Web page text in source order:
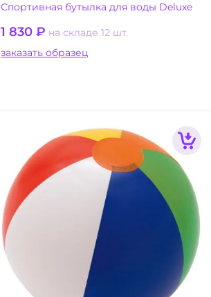
Спортивная бутылка для воды Deluxe
1 830 ₽ на складе 12 шт.
заказать образец